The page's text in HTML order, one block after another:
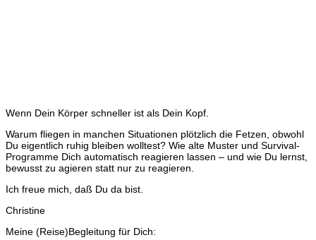
Wenn Dein Körper schneller ist als Dein Kopf.
Warum fliegen in manchen Situationen plötzlich die Fetzen, obwohl
Du eigentlich ruhig bleiben wolltest? Wie alte Muster und Survival-
Programme Dich automatisch reagieren lassen – und wie Du lernst,
bewusst zu agieren statt nur zu reagieren.
Ich freue mich, daß Du da bist.
Christine
Meine (Reise)Begleitung für Dich: